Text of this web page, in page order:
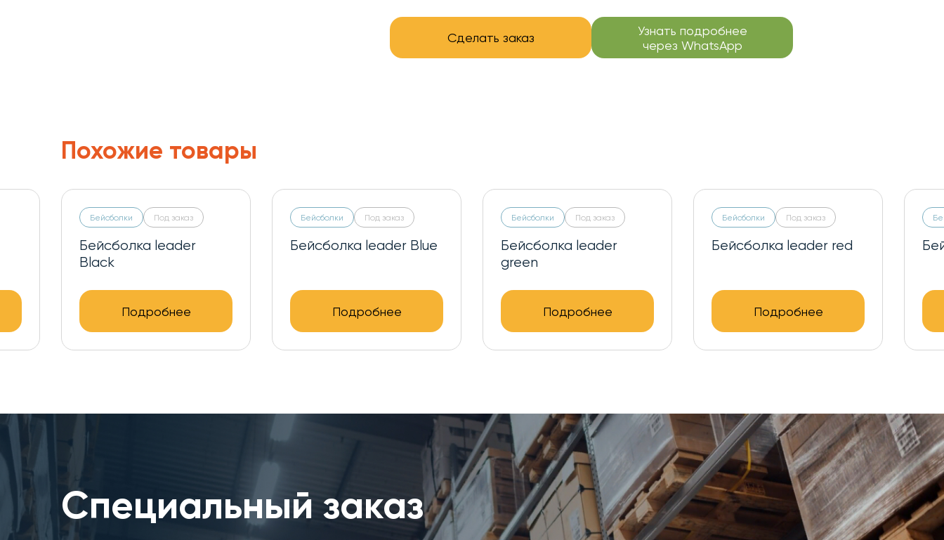
Сделать заказ
Узнать подробнее
через WhatsApp
Похожие товары
Бейсболки Под заказ
Бейсболка leader
green
Подробнее
Бейсболки Под заказ
Бейсболка leader red
Подробнее
Бейсболки Под заказ
Бейсболка leader silver
Подробнее
Бейсболки Под заказ
Бейсболка leader
Подробнее
Специальный заказ